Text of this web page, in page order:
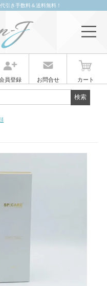
引き手数料＆送料無料！
員登録 お問合せ カート